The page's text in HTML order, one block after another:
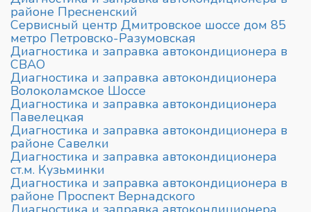
районе Пресненский
Сервисный центр Дмитровское шоссе дом 85
метро Петровско-Разумовская
Диагностика и заправка автокондиционера в
СВАО
Диагностика и заправка автокондиционера
Волоколамское Шоссе
Диагностика и заправка автокондиционера
Павелецкая
Диагностика и заправка автокондиционера в
районе Савелки
Диагностика и заправка автокондиционера
ст.м. Кузьминки
Диагностика и заправка автокондиционера в
районе Проспект Вернадского